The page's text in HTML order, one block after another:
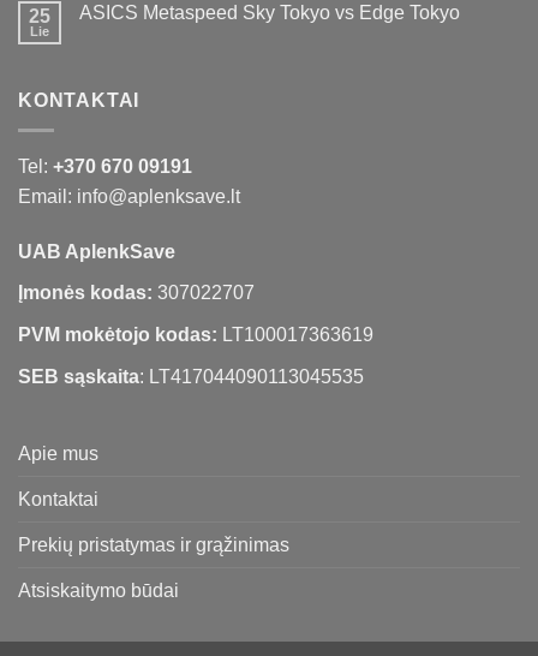
25
Lie
ASICS Metaspeed Sky Tokyo vs Edge Tokyo
KONTAKTAI
Tel: +370 670 09191
Email: info@aplenksave.lt
UAB AplenkSave
Įmonės kodas: 307022707
PVM mokėtojo kodas: LT100017363619
SEB sąskaita: LT417044090113045535
Apie mus
Kontaktai
Prekių pristatymas ir grąžinimas
Atsiskaitymo būdai